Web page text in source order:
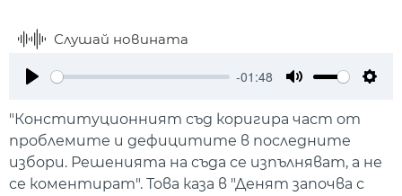
Слушай новината
-01:48
"Конституционният съд коригира част от
проблемите и дефицитите в последните
избори. Решенията на съда се изпълняват, а не
се коментират". Това каза в "Денят започва с